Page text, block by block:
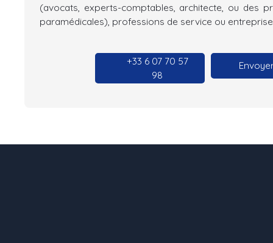
(avocats, experts-comptables, architecte, ou des
paramédicales), professions de service ou
+33 6 07 70 57
98